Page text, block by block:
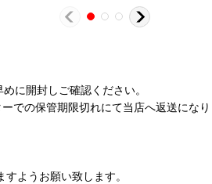
に開封しご確認ください。
での保管期限切れにて当店へ返送にな
ようお願い致します。